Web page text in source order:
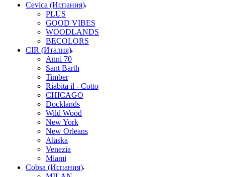
Cevica (Испания)
PLUS
GOOD VIBES
WOODLANDS
BECOLORS
CIR (Италия)
Anni 70
Sant Barth
Timber
Riabita il - Cotto
CHICAGO
Docklands
Wild Wood
New York
New Orleans
Alaska
Venezia
Miami
Cobsa (Испания)